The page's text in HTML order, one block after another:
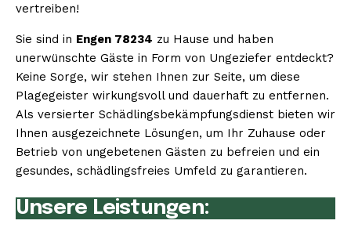
vertreiben!
Sie sind in Engen 78234 zu Hause und haben
unerwünschte Gäste in Form von Ungeziefer entdeckt?
Keine Sorge, wir stehen Ihnen zur Seite, um diese
Plagegeister wirkungsvoll und dauerhaft zu entfernen.
Als versierter Schädlingsbekämpfungsdienst bieten wir
Ihnen ausgezeichnete Lösungen, um Ihr Zuhause oder
Betrieb von ungebetenen Gästen zu befreien und ein
gesundes, schädlingsfreies Umfeld zu garantieren.
Unsere Leistungen: